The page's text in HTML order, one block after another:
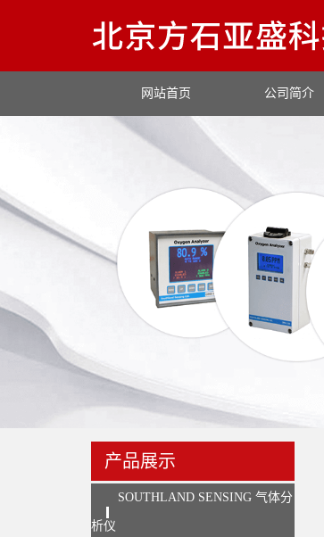
网站首页 公司简介
产品展示
SOUTHLAND SENSING 气体分
析仪